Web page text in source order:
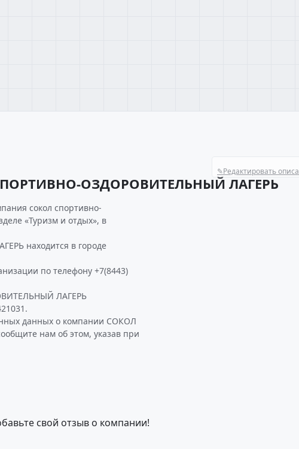
✎Редактировать
ОЗДОРОВИТЕЛЬНЫЙ ЛАГЕРЬ
сокол спортивно-
«Туризм и отдых», в
находится в городе
по телефону +7(8443)
ЛАГЕРЬ
данных о компании СОКОЛ
нам об этом, указав при
свой отзыв о компании!